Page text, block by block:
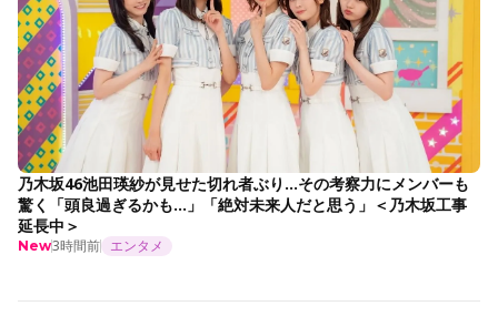
乃木坂46池田瑛紗が見せた切れ者ぶり…その考察力にメンバーも
驚く「頭良過ぎるかも…」「絶対未来人だと思う」＜乃木坂工事
延長中＞
New3時間前 エンタメ